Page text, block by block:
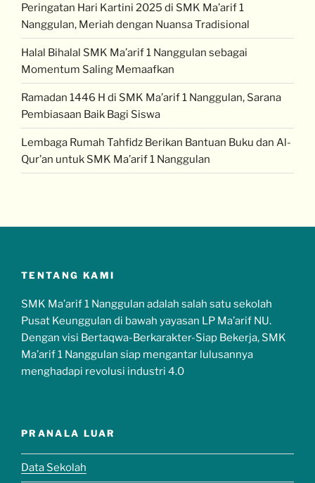
Peringatan Hari Kartini 2025 di SMK Ma’arif 1
Nanggulan, Meriah dengan Nuansa Tradisional
Halal Bihalal SMK Ma’arif 1 Nanggulan sebagai
Momentum Saling Memaafkan
Ramadan 1446 H di SMK Ma’arif 1 Nanggulan, Sarana
Pembiasaan Baik Bagi Siswa
Lembaga Rumah Tahfidz Berikan Bantuan Buku dan Al-
Qur’an untuk SMK Ma’arif 1 Nanggulan
TENTANG KAMI
SMK Ma’arif 1 Nanggulan adalah salah satu sekolah
Pusat Keunggulan di bawah yayasan LP Ma’arif NU.
Dengan visi Bertaqwa-Berkarakter-Siap Bekerja, SMK
Ma’arif 1 Nanggulan siap mengantar lulusannya
menghadapi revolusi industri 4.0
PRANALA LUAR
Data Sekolah